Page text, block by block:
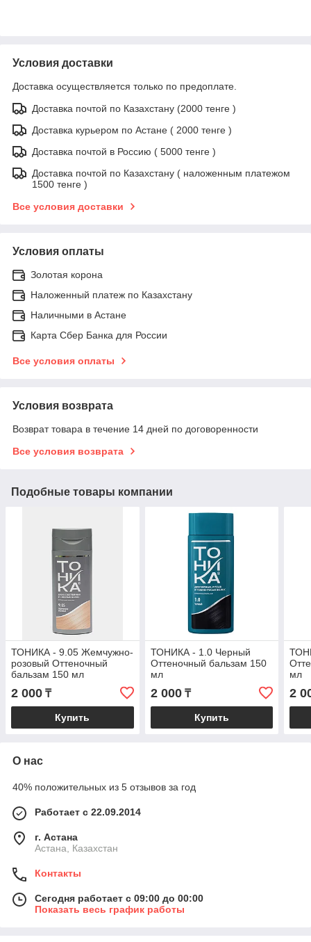
Условия доставки
Доставка осуществляется только по предоплате.
Доставка почтой по Казахстану (2000 тенге )
Доставка курьером по Астане ( 2000 тенге )
Доставка почтой в Россию ( 5000 тенге )
Доставка почтой по Казахстану ( наложенным платежом
1500 тенге )
Все условия доставки
Условия оплаты
Золотая корона
Наложенный платеж по Казахстану
Наличными в Астане
Карта Сбер Банка для России
Все условия оплаты
Условия возврата
Возврат товара в течение 14 дней по договоренности
Все условия возврата
Подобные товары компании
ТОНИКА - 9.05 Жемчужно-
розовый Оттеночный
бальзам 150 мл
2 000 ₸
Купить
ТОНИКА - 1.0 Черный
Оттеночный бальзам 150
мл
2 000₸
Купить
мл
2
О нас
40% положительных из 5 отзывов за год
Работает с 22.09.2014
г. Астана
Астана, Казахстан
Контакты
Сегодня работает с 09:00 до 00:00
Показать весь график работы